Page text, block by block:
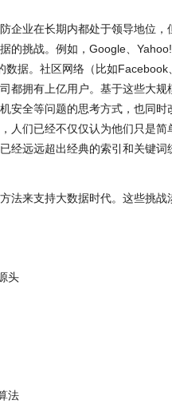
企业在长期内都处于领导地位，
的挑战。例如，Google、
据。社区网络（比如Facebook
都拥有上亿用户。基于这些大规
安全等问题的思考方式，也同时
人们已经不仅仅认为他们只是简
经远远超出经典的索引和关键词
法来支持大数据时代。这些挑战
头
法